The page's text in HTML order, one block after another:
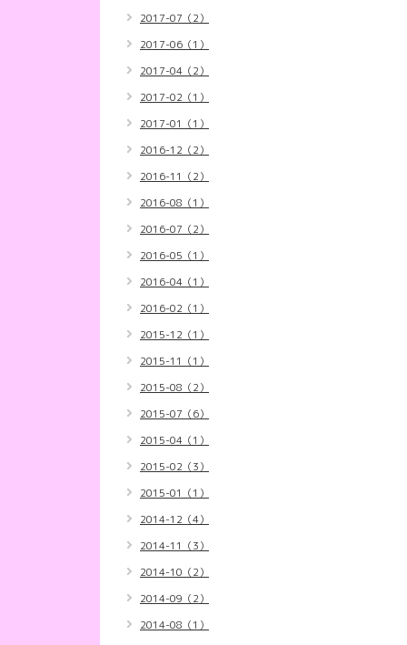
2017-07（2）
2017-06（1）
2017-04（2）
2017-02（1）
2017-01（1）
2016-12（2）
2016-11（2）
2016-08（1）
2016-07（2）
2016-05（1）
2016-04（1）
2016-02（1）
2015-12（1）
2015-11（1）
2015-08（2）
2015-07（6）
2015-04（1）
2015-02（3）
2015-01（1）
2014-12（4）
2014-11（3）
2014-10（2）
2014-09（2）
2014-08（1）